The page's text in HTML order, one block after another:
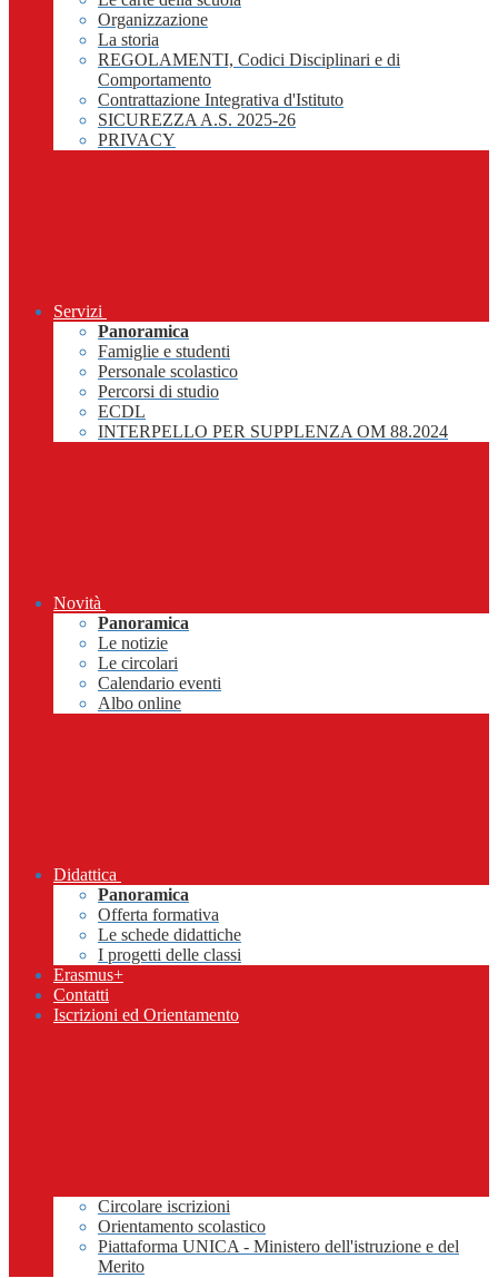
Organizzazione
La storia
REGOLAMENTI, Codici Disciplinari e di
Comportamento
Contrattazione Integrativa d'Istituto
SICUREZZA A.S. 2025-26
PRIVACY
Servizi
Panoramica
Famiglie e studenti
Personale scolastico
Percorsi di studio
ECDL
INTERPELLO PER SUPPLENZA OM 88.2024
Novità
Panoramica
Le notizie
Le circolari
Calendario eventi
Albo online
Didattica
Panoramica
Offerta formativa
Le schede didattiche
I progetti delle classi
Erasmus+
Contatti
Iscrizioni ed Orientamento
Circolare iscrizioni
Orientamento scolastico
Piattaforma UNICA - Ministero dell'istruzione e del
Merito